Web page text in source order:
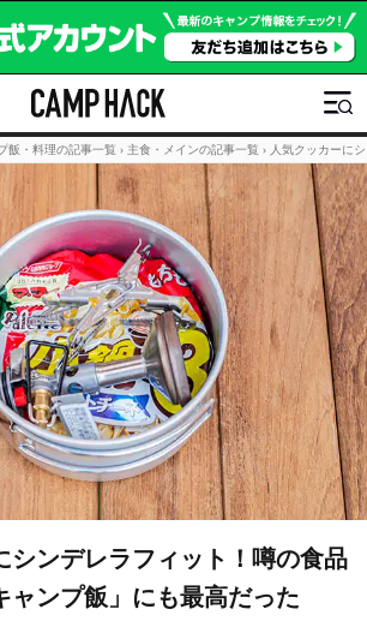
飯・料理の記事一覧 › 主食・メインの記事一覧 › 人気クッカーに
シンデレラフィット！噂の食品
ャンプ飯」にも最高だった